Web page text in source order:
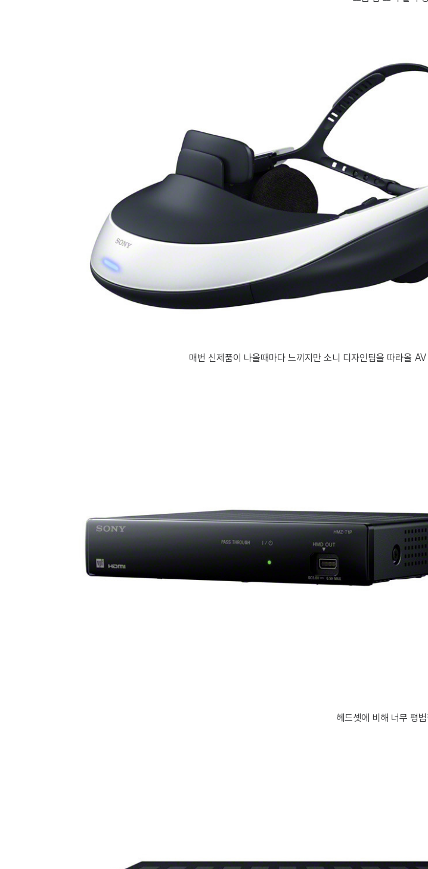
매번 신제품이 나올때마다 느끼지만 소니 디자인팀을 따라올
헤드셋에 비해 너무 평